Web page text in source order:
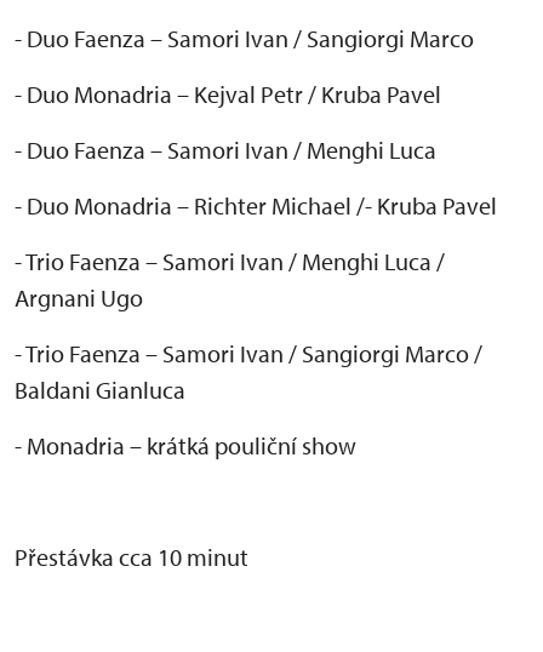
- Duo Faenza – Samori Ivan / Sangiorgi Marco
- Duo Monadria – Kejval Petr / Kruba Pavel
- Duo Faenza – Samori Ivan / Menghi Luca
- Duo Monadria – Richter Michael /- Kruba Pavel
- Trio Faenza – Samori Ivan / Menghi Luca /
Argnani Ugo
- Trio Faenza – Samori Ivan / Sangiorgi Marco /
Baldani Gianluca
- Monadria – krátká pouliční show
Přestávka cca 10 minut